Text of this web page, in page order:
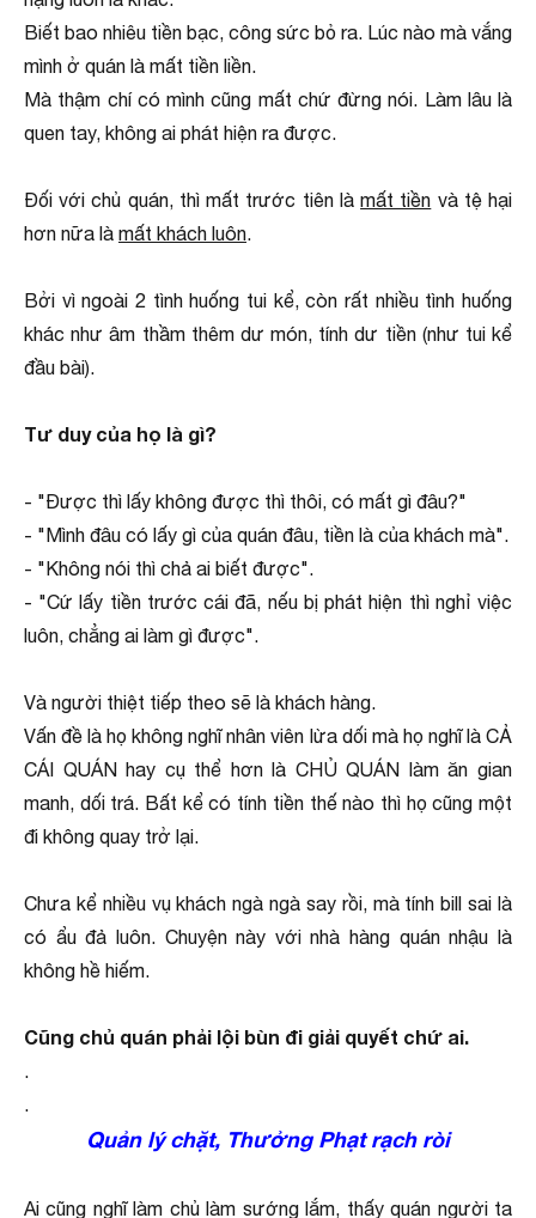
Biết bao nhiêu tiền bạc, công sức bỏ ra. Lúc nào mà vắng
mình ở quán là mất tiền liền.
Mà thậm chí có mình cũng mất chứ đừng nói. Làm lâu là
quen tay, không ai phát hiện ra được.
Đối với chủ quán, thì mất trước tiên làmất tiền và tệ hại
hơn nữa là mất khách luôn.
Bởi vì ngoài 2 tình huống tui kể, còn rất nhiều tình huống
khác như âm thầm thêm dư món, tính dư tiền (như tui kể
đầu bài).
Tư duy của họ là gì?
- "Được thì lấy không được thì thôi, có mất gì đâu?"
- "Mình đâu có lấy gì của quán đâu, tiền là của khách mà".
- "Không nói thì chả ai biết được".
- "Cứ lấy tiền trước cái đã, nếu bị phát hiện thì nghỉ việc
luôn, chẳng ai làm gì được".
Và người thiệt tiếp theo sẽ là khách hàng.
Vấn đề là họ không nghĩ nhân viên lừa dối mà họ nghĩ là CẢ
CÁI QUÁN hay cụ thể hơn là CHỦ QUÁN làm ăn gian
manh, dối trá. Bất kể có tính tiền thế nào thì họ cũng một
đi không quay trở lại.
Chưa kể nhiều vụ khách ngà ngà say rồi, mà tính bill sai là
có ẩu đả luôn. Chuyện này với nhà hàng quán nhậu là
không hề hiếm.
Cũng chủ quán phải lội bùn đi giải quyết chứ ai.
.
.
Quản lý chặt, Thưởng Phạt rạch ròi
Ai cũng nghĩ làm chủ làm sướng lắm, thấy quán người ta